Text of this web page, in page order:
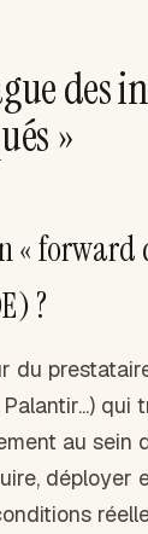
des
»
« forward
?
du
qui
au sein
déployer